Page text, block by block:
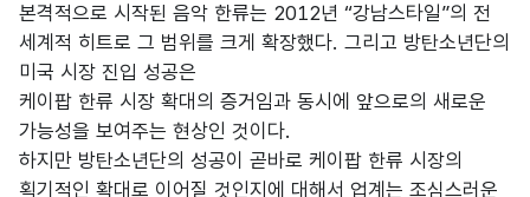
본격적으로 시작된 음악 한류는 2012년 “강남스타일”의 전
세계적 히트로 그 범위를 크게 확장했다. 그리고 방탄소년단의
미국 시장 진입 성공은
케이팝 한류 시장 확대의 증거임과 동시에 앞으로의 새로운
가능성을 보여주는 현상인 것이다.
하지만 방탄소년단의 성공이 곧바로 케이팝 한류 시장의
획기적인 확대로 이어질 것인지에 대해서 업계는 조심스러운